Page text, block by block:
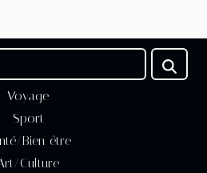
Voyage
Sport
Bien-être
Culture